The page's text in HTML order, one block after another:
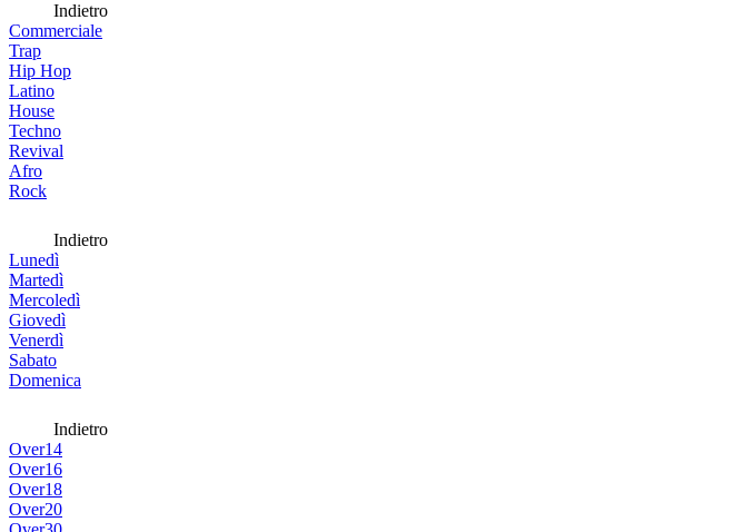
Indietro
Commerciale
Trap
Hip Hop
Latino
House
Techno
Revival
Afro
Rock
Indietro
Lunedì
Martedì
Mercoledì
Giovedì
Venerdì
Sabato
Domenica
Indietro
Over14
Over16
Over18
Over20